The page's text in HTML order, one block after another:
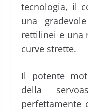
tecnologia, il
una
rettilinei e una
curve strette.
Il potente
della
perfettamente